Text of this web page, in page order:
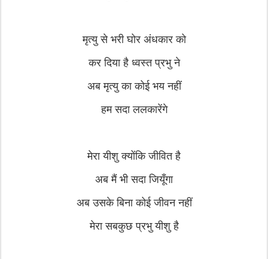
मृत्यु से भरी घोर अंधकार को
कर दिया है ध्वस्त प्रभु ने
अब मृत्यु का कोई भय नहीं
हम सदा ललकारेंगे
मेरा यीशु क्योंकि जीवित है
अब मैं भी सदा जियूँगा
अब उसके बिना कोई जीवन नहीं
मेरा सबकुछ प्रभु यीशु है